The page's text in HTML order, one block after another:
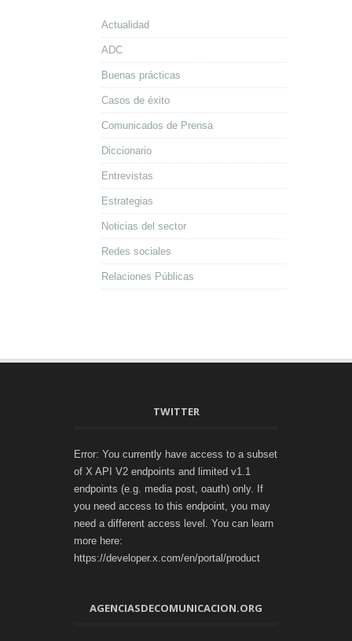
Actualidad
ADC
Buenas prácticas
Casos de éxito
Comunicados de Prensa
Diccionario
Entrevistas
Estrategias
Noticias del sector
Redes sociales
Relaciones Públicas
TWITTER
Error: You currently have access to a subset
of X API V2 endpoints and limited v1.1
endpoints (e.g. media post, oauth) only. If
you need access to this endpoint, you may
need a different access level. You can learn
more here:
https://developer.x.com/en/portal/product
AGENCIASDECOMUNICACION.ORG